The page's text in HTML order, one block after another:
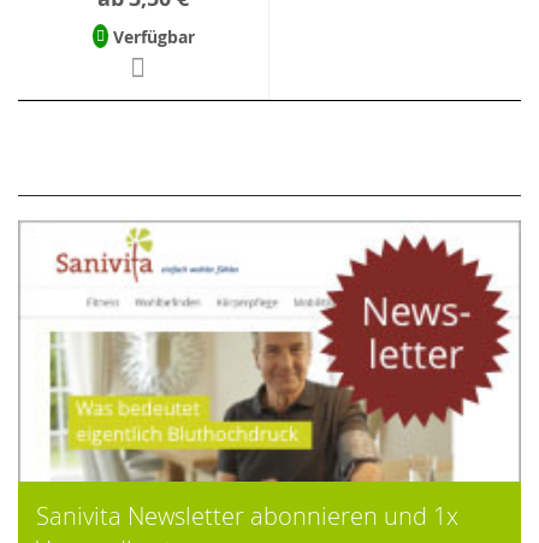
Verfügbar
Sanivita Newsletter abonnieren und 1x